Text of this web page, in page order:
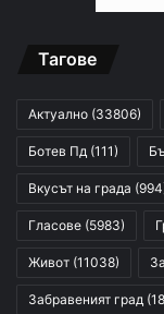
Тагове
Актуално (33806)
Ботев Пд (111)
Вкусът на града
Гласове (5983)
Живот (11038)
Забравеният град